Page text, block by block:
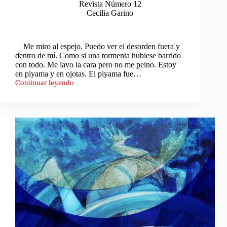
Revista Número 12
Cecilia Garino
Me miro al espejo. Puedo ver el desorden fuera y
dentro de mí. Como si una tormenta hubiese barrido
con todo. Me lavo la cara pero no me peino. Estoy
en piyama y en ojotas. El piyama fue…
Continuar leyendo
Un